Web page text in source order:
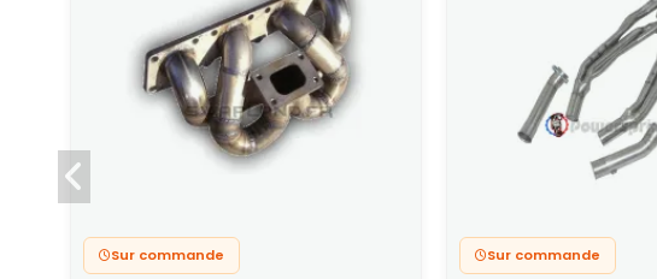
Sur commande Sur commande